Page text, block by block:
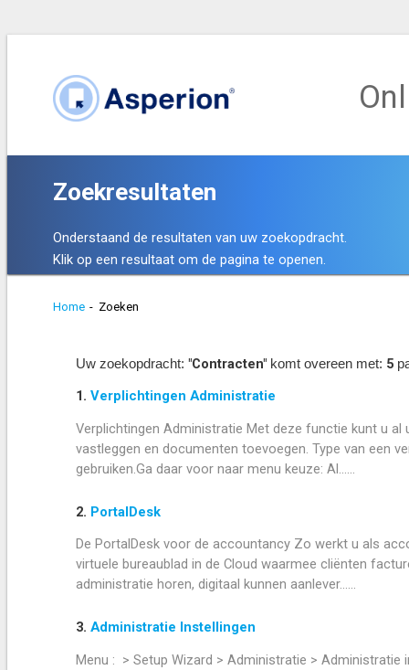
Zoekresultaten
Onderstaand de resultaten van uw zoekopdracht.
Klik op een resultaat om de pagina te openen.
Home - Zoeken
Uw zoekopdracht: "Contracten" komt overeen met: 5
1. Verplichtingen Administratie
Verplichtingen Administratie Met deze functie kunt u al
vastleggen en documenten toevoegen. Type van een
gebruiken.Ga daar voor naar menu keuze: Al......
2. PortalDesk
De PortalDesk voor de accountancy Zo werkt u als
virtuele bureaublad in de Cloud waarmee cliënten
administratie horen, digitaal kunnen aanlever......
3. Administratie Instellingen
Menu : > Setup Wizard > Administratie >